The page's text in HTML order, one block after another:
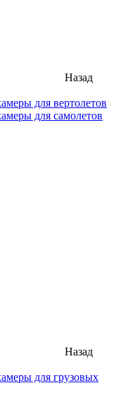
Назад
для вертолетов
для самолетов
Назад
для грузовых